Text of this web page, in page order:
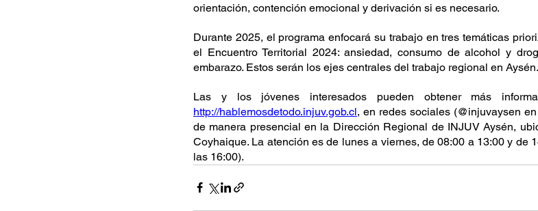
orientación, contención emocional y derivación si es necesario.
Durante 2025, el programa enfocará su trabajo en tres temáticas
el Encuentro Territorial 2024: ansiedad, consumo de alcohol y
embarazo. Estos serán los ejes centrales del trabajo regional en Aysén.
http://hablemosdetodo.injuv.gob.cl, en redes sociales (@injuvaysen
de manera presencial en la Dirección Regional de INJUV Aysén,
Coyhaique. La atención es de lunes a viernes, de 08:00 a 13:00 y de
las 16:00).